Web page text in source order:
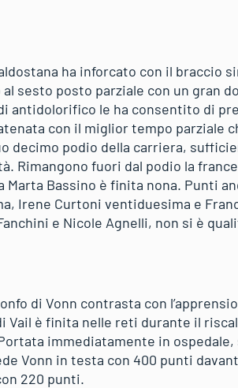
ha inforcato con il braccio
sesto posto parziale con un gran
antidolorifico le ha consentito di
con il miglior tempo parziale
decimo podio della carriera,
Rimangono fuori dal podio la
Bassino è finita nona. Punti
Irene Curtoni ventiduesima e
e Nicole Agnelli, non si è
di Vonn contrasta con
Vail è finita nelle reti durante il
immediatamente in ospedale,
Vonn in testa con 400 punti
con 220 punti.